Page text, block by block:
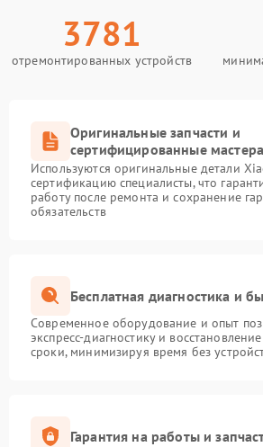
3781
отремонтированных устройств
Оригинальные запчасти и
сертифицированные мастера
Используются оригинальные детали
сертификацию специалисты, что
работу после ремонта и сохранение
обязательств
Бесплатная диагностика и
Современное оборудование и опыт
экспресс-диагностику и
сроки, минимизируя время без
Гарантия на работы и